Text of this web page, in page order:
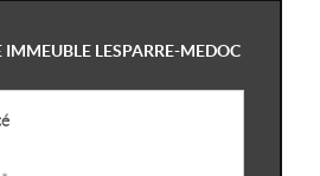
LESPARRE-MEDOC